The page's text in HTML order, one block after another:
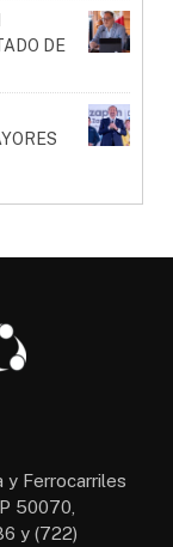
DE
y Ferrocarriles
50070,
y (722)